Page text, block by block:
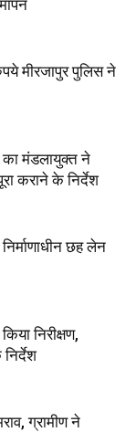
मीरजापुर पुलिस ने
का मंडलायुक्त ने
कराने के निर्देश
छह लेन
निरीक्षण,
ग्रामीण ने